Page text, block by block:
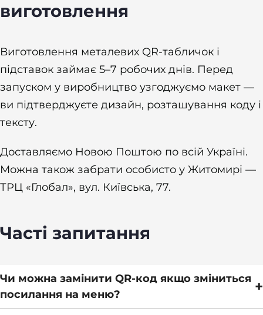
виготовлення
Виготовлення металевих QR-табличок і
підставок займає 5–7 робочих днів. Перед
запуском у виробництво узгоджуємо макет —
ви підтверджуєте дизайн, розташування коду і
тексту.
Доставляємо Новою Поштою по всій Україні.
Можна також забрати особисто у Житомирі —
ТРЦ «Глобал», вул. Київська, 77.
Часті запитання
Чи можна замінити QR-код якщо зміниться
посилання на меню?
+